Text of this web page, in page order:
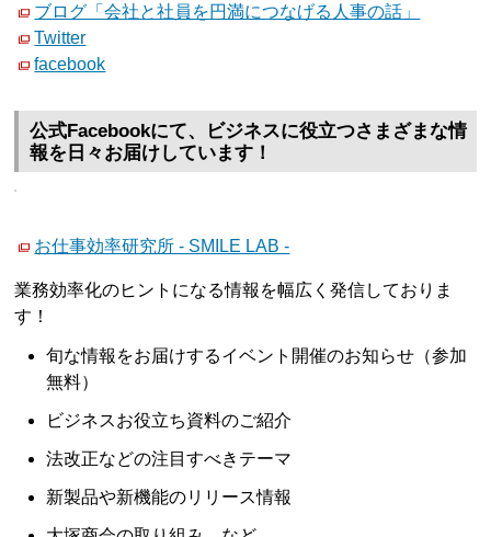
ブログ「会社と社員を円満につなげる人事の話」
Twitter
facebook
公式Facebookにて、ビジネスに役立つさまざまな情
報を日々お届けしています！
お仕事効率研究所 - SMILE LAB -
業務効率化のヒントになる情報を幅広く発信しておりま
す！
旬な情報をお届けするイベント開催のお知らせ（参加
無料）
ビジネスお役立ち資料のご紹介
法改正などの注目すべきテーマ
新製品や新機能のリリース情報